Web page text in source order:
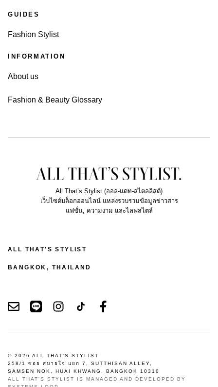
GUIDES
Fashion Stylist
INFORMATION
About us
Fashion & Beauty Glossary
All That’s Stylist (ออล-แดท-สไตลลิสต์)
เว็บไซต์บล็อกออนไลน์ แหล่งรวบรวมข้อมูลข่าวสาร
แฟชั่น, ความงาม และไลฟสไตล์
ALL THAT'S STYLIST
BANGKOK, THAILAND
© 2026 ALL THAT'S STYLIST
258/1 ซอย สบายใจ แยก 7, SUTTHISAN ALLEY,
SAMSEN NOK, HUAI KHWANG, BANGKOK 10310
ALL THAT'S STYLIST IS MANAGED AND DEVELOPED BY